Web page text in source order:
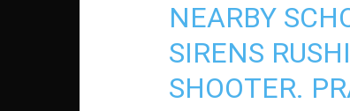
NEARBY
SIRENS
SHOOTER.